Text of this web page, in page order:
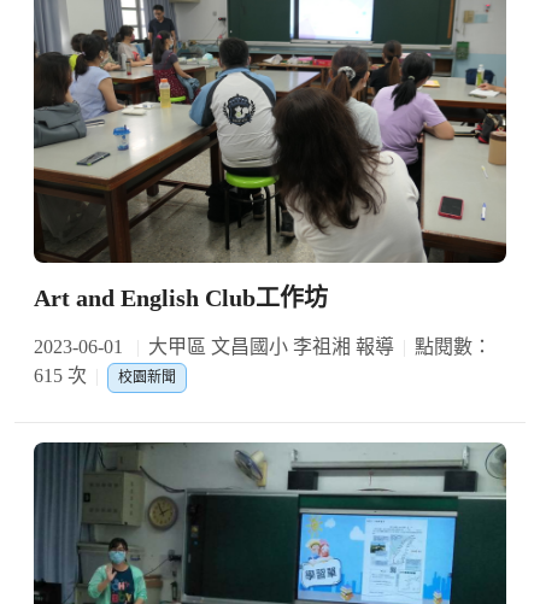
Art and English Club工作坊
2023-06-01 大甲區 文昌國小 李祖湘 報導
點閱數：
615 次
校園新聞